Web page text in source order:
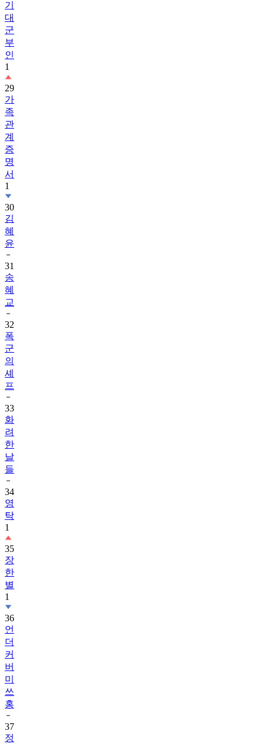
기
대
군
부
인
1
29
가
족
관
계
증
명
서
1
30
김
혜
윤
31
송
혜
교
32
폭
군
의
셰
프
33
화
려
한
날
들
34
영
탁
1
35
장
한
별
1
36
언
더
커
버
미
쓰
홍
37
정